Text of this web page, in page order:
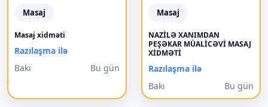
Masaj
Masaj xidməti
Razılaşma ilə
Bakı
Bu gün
Masaj
NAZİLƏ XANIMDAN
PEŞƏKAR MÜALİCƏVİ MASAJ
XİDMƏTİ
Razılaşma ilə
Bakı
Bu gün